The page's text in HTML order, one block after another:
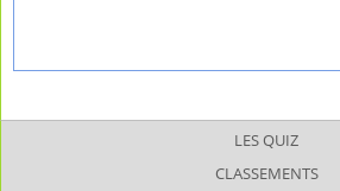
LES QUIZ
CLASSEMENTS